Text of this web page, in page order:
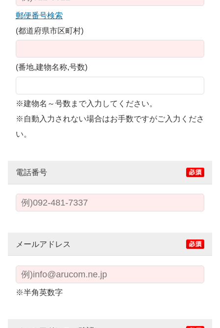
郵便番号検索
(都道府県市区町村)
(番地,建物名称,号数)
※建物名～号数まで入力してください。
※自動入力されない場合はお手数ですがご入力くださ
い。
電話番号
メールアドレス
※半角英数字